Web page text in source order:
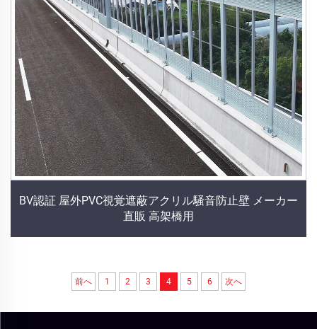
BV認証 屋外PVC視覚遮蔽アクリル騒音防止壁 メーカー
直販 高架橋用
前へ 1 2 3 4 5 6 次へ